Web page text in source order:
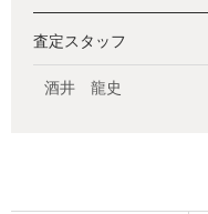
査定スタッフ
酒井 龍史